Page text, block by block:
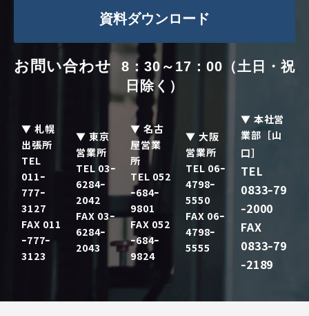
資料ダウンロード
お問い合わせ 8：30～17：00（土日・祝
日除く）
▼ 札幌
出張所
TEL
011ｰ
777ｰ
3127
FAX 011
ｰ777ｰ
3123
▼ 東京
営業所
TEL 03ｰ
6284ｰ
2042
FAX 03ｰ
6284ｰ
2043
▼ 名古
屋営業
所
TEL 052
ｰ684ｰ
9801
FAX 052
ｰ684ｰ
9824
▼ 大阪
営業所
TEL 06ｰ
4798ｰ
5550
FAX 06ｰ
4798ｰ
5555
▼ 本社営
業部［山
口］
TEL
0833ｰ79
ｰ2000
FAX
0833ｰ79
ｰ2189